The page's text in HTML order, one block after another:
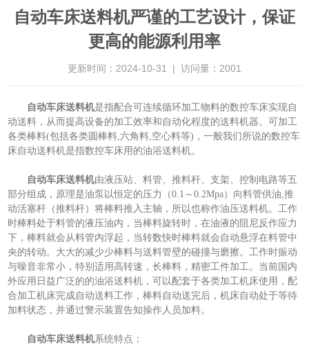
自动车床送料机严谨的工艺设计，保证
更高的能源利用率
更新时间：2024-10-31 | 访问量：2001
自动车床送料机是指配合可连续循环加工物料的数控车床实现自
动送料，从而提高设备的加工效率和自动化程度的送料机器。可加工
各类棒料(包括各类圆棒料,六角料,空心料等)，一般我们所说的数控车
床自动送料机是指数控车床用的油浴送料机。
自动车床送料机由液压站、料管、推料杆、支架、控制电路等五
部分组成，原理是油泵以恒定的压力（0.1～0.2Mpa）向料管供油,推
动活塞杆（推料杆）将棒料推入主轴，所以也称作油压送料机。工作
时棒料处于料管的液压油内，当棒料旋转时，在油液的阻尼反作应力
下，棒料就会从料管内浮起，当转数快时棒料就会自动悬浮在料管中
央的转动。大大的减少少棒料与送料管壁的碰撞与磨擦。工作时振动
与噪音非常小，特别适用高转速，长棒料，精密工件加工。当前国内
外应用日益广泛的的油浴送料机，可以配套于各类加工机床使用，配
合加工机床完成自动送料工作，棒料自动送完后，机床自动处于等待
加料状态，并通过警示装置告知操作人员加料。
自动车床送料机系统特点：